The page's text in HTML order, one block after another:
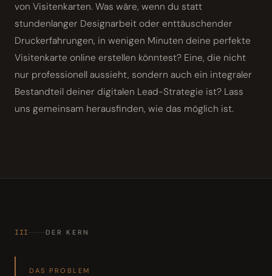
von Visitenkarten. Was wäre, wenn du statt
stundenlanger Designarbeit oder enttäuschender
Druckerfahrungen, in wenigen Minuten deine perfekte
Visitenkarte online erstellen könntest? Eine, die nicht
nur professionell aussieht, sondern auch ein integraler
Bestandteil deiner digitalen Lead-Strategie ist? Lass
uns gemeinsam herausfinden, wie das möglich ist.
III DER KERN
DAS PROBLEM